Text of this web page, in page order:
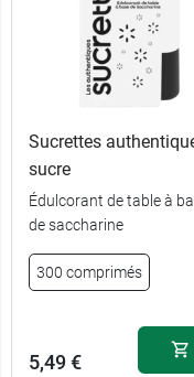
Sucrettes
sucre
Édulcorant de table à
de saccharine
300 comprimés
5,49 €